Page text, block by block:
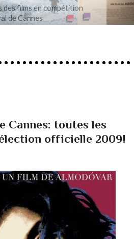
des films en compétition
de Cannes
Cannes: toutes les
officielle 2009!